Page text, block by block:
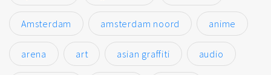
Amsterdam amsterdam noord anime
arena art asian graffiti audio